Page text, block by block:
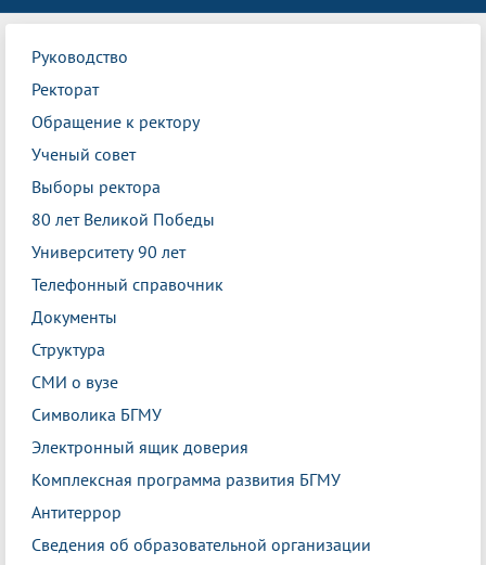
Руководство
Ректорат
Обращение к ректору
Ученый совет
Выборы ректора
80 лет Великой Победы
Университету 90 лет
Телефонный справочник
Документы
Структура
СМИ о вузе
Символика БГМУ
Электронный ящик доверия
Комплексная программа развития БГМУ
Антитеррор
Сведения об образовательной организации